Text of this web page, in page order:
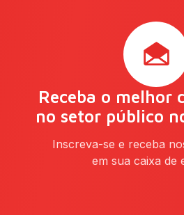
Receba o melhor
no setor público
Inscreva-se e receba
em sua caixa de